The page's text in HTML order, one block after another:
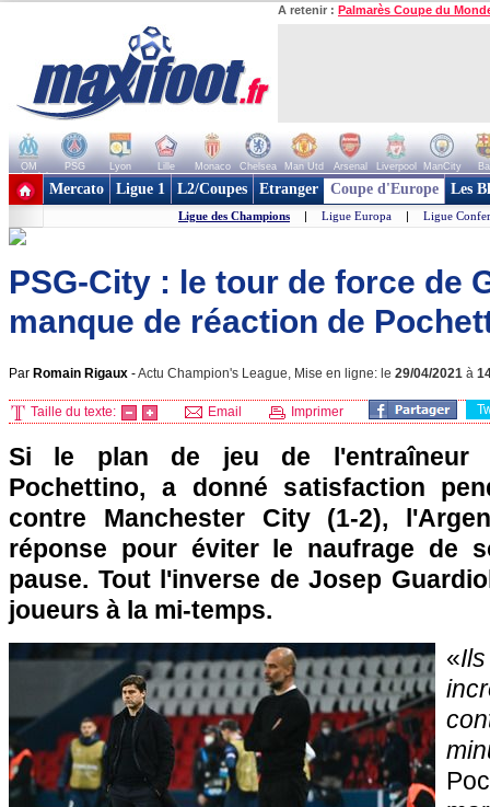
A retenir : Palmarès Coupe du
OM PSG Lyon Lille Monaco Chelsea Man Utd Arsenal Liverpool ManCity
+ de clubs
Mercato Ligue 1 L2/Coupes Etranger Coupe d'Europe Les
Ligue des Champions | Ligue Europa | Ligue
PSG-City : le tour de force de
manque de réaction de
Par Romain Rigaux -Actu Champion's League, Mise en ligne: le 29/04/2021 à
Taille du texte: Email Imprimer
Si le plan de jeu de l'entraîneur
Pochettino, a donné satisfaction
contre Manchester City (1-2),
réponse pour éviter le naufrage de
pause. Tout l'inverse de Josep
joueurs à la mi-temps.
«